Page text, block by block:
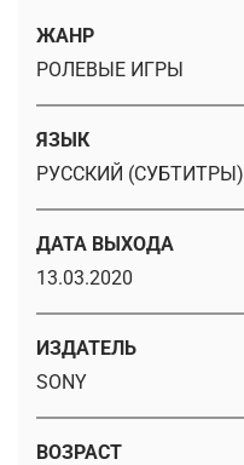
ЖАНР
РОЛЕВЫЕ ИГРЫ
ЯЗЫК
РУССКИЙ (СУБТИТРЫ)
ДАТА ВЫХОДА
13.03.2020
ИЗДАТЕЛЬ
SONY
ВОЗРАСТ